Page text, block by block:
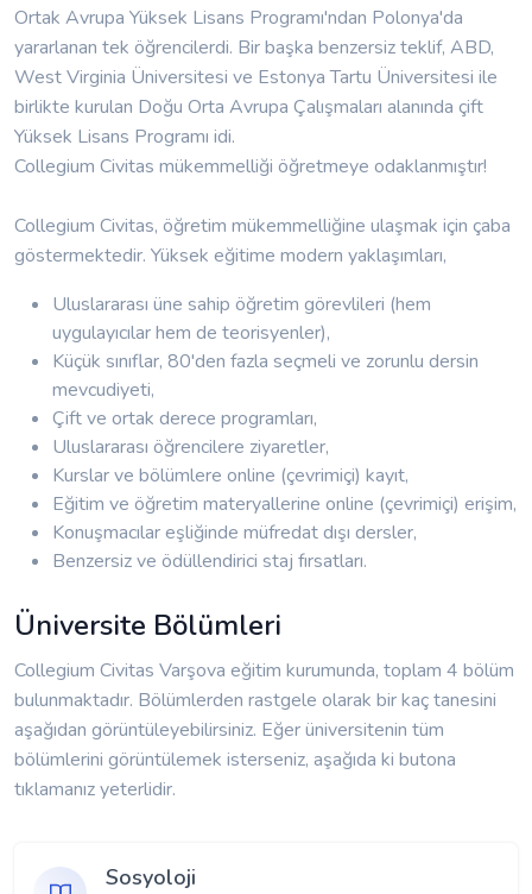
Ortak Avrupa Yüksek Lisans Programı'ndan Polonya'da
yararlanan tek öğrencilerdi. Bir başka benzersiz teklif, ABD,
West Virginia Üniversitesi ve Estonya Tartu Üniversitesi ile
birlikte kurulan Doğu Orta Avrupa Çalışmaları alanında çift
Yüksek Lisans Programı idi.
Collegium Civitas mükemmelliği öğretmeye odaklanmıştır!
Collegium Civitas, öğretim mükemmelliğine ulaşmak için çaba
göstermektedir. Yüksek eğitime modern yaklaşımları,
Uluslararası üne sahip öğretim görevlileri (hem
uygulayıcılar hem de teorisyenler),
Küçük sınıflar, 80'den fazla seçmeli ve zorunlu dersin
mevcudiyeti,
Çift ve ortak derece programları,
Uluslararası öğrencilere ziyaretler,
Kurslar ve bölümlere online (çevrimiçi) kayıt,
Eğitim ve öğretim materyallerine online (çevrimiçi) erişim,
Konuşmacılar eşliğinde müfredat dışı dersler,
Benzersiz ve ödüllendirici staj fırsatları.
Üniversite Bölümleri
Collegium Civitas Varşova eğitim kurumunda, toplam 4 bölüm
bulunmaktadır. Bölümlerden rastgele olarak bir kaç tanesini
aşağıdan görüntüleyebilirsiniz. Eğer üniversitenin tüm
bölümlerini görüntülemek isterseniz, aşağıda ki butona
tıklamanız yeterlidir.
Sosyoloji